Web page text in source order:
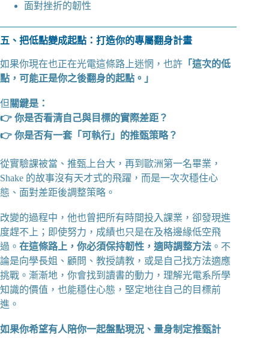
面對挫折的韌性
五、把低點變成起點：打造你的專屬翻身計畫
如果你現在也正在光電這條路上迷惘，也許 「這次的低
點，可能正是你之後翻身的起點。」
但 關鍵是：
👉 你是否看清自己與目標的實際差距？
👉 你是否有一套「可執行」的推甄策略？
從實驗課被當、推甄上台大，再到歐洲第一名畢業，
Shake 的故事沒有天才式的飛躍，而是一次次穩住心
態、面對差距後調整策略。
改變的過程中，他也曾把所有時間投入課業，卻發現進
度趕不上；即使努力，成績也只是在及格邊緣低空飛
過。 在這條路上，你必須保持韌性，適時調整方法 。不
論是向學長姐、顧問、教授請教，或是自己找方法適應
挑戰。漸漸地，你會找到讀書的動力，理解光電系所學
知識的價值，也能穩住心態，堅定地往自己的目標前
進。
如果你希望有人陪你一起盤點現況、量身制定推甄計